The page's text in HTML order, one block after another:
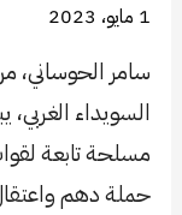
1 مايو، 2023
سامر الحوساني،
حملة دهم